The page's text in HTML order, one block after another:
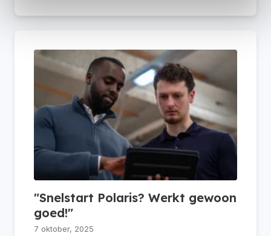
"Snelstart Polaris? Werkt gewoon
goed!"
7 oktober, 2025